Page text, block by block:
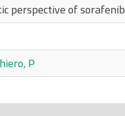
perspective of
P